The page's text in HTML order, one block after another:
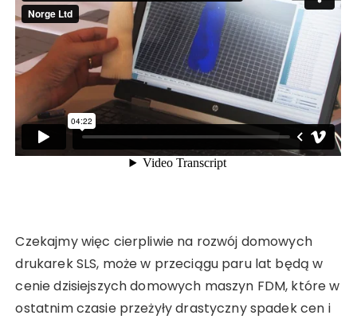
Czekajmy więc cierpliwie na rozwój domowych
drukarek SLS, może w przeciągu paru lat będą w
cenie dzisiejszych domowych maszyn FDM, które w
ostatnim czasie przeżyły drastyczny spadek cen i